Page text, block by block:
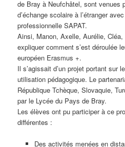
de Bray à Neufchâtel, sont venues
d’échange scolaire à l’étranger
professionnelle SAPAT.
Ainsi, Manon, Axelle, Aurélie,
expliquer comment s’est déroulée
européen Erasmus +.
Il s’agissait d’un projet portant sur
utilisation pédagogique. Le
République Tchèque, Slovaquie,
par le Lycée du Pays de Bray.
Les élèves ont pu participer à ce
différentes :
Des activités menées en